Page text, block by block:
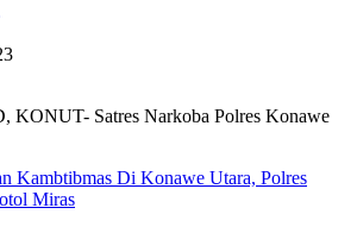
Satres Narkoba Polres Konawe